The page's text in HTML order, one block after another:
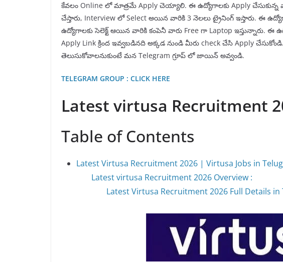
కేవలం Online లో మాత్రమే Apply చెయ్యాలి. ఈ ఉద్యోగాలకు Apply చేసుకున్న
చేస్తారు, Interview లో Select అయిన వారికి 3 నెలలు ట్రైనింగ్ ఇస్తారు. ఈ
ఉద్యోగాలకు సెలెక్ట్ ఆయిన వారికి కంపెనీ వారు Free గా Laptop ఇస్తున్నారు. ఈ
Apply Link క్రింద ఇవ్వబడినది అక్కడ నుండి మీరు check చేసి Apply
తెలుసుకోవాలనుకుంటే మన Telegram గ్రూప్ లో జాయిన్ అవ్వండి.
TELEGRAM GROUP : CLICK HERE
Latest virtusa Recruitment
Table of Contents
Latest Virtusa Recruitment 2026 | Virtusa Jobs in
Latest virtusa Recruitment 2026 Overview :
Latest Virtusa Recruitment 2026 Full Details in